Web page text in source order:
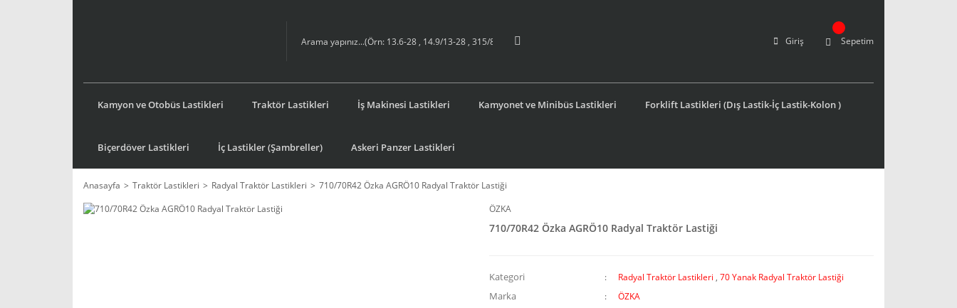
Giriş Sepetim
Kamyon ve Otobüs Lastikleri Traktör Lastikleri İş Makinesi Lastikleri Kamyonet ve Minibüs Lastikleri Forklift Lastikleri (Dış Lastik-İç Lastik-Kolon )
Biçerdöver Lastikleri İç Lastikler (Şambreller) Askeri Panzer Lastikleri
Anasayfa Traktör Lastikleri Radyal Traktör Lastikleri
710/70R42 Özka AGRÖ10 Radyal Traktör Lastiği
ÖZKA
710/70R42 Özka AGRÖ10 Radyal Traktör Lastiği
Kategori Radyal Traktör Lastikleri , 70 Yanak Radyal Traktör Lastiği
Marka ÖZKA